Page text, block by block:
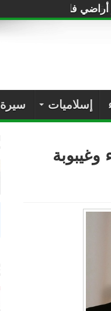
فلسطين للصهاينة
إسلاميات